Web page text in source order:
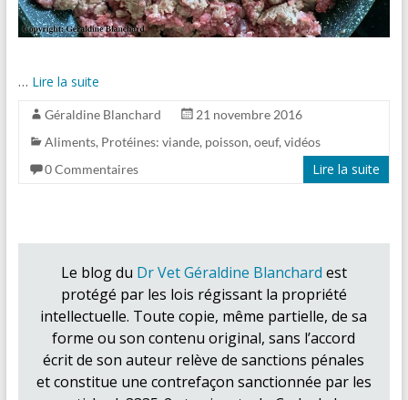
… Lire la suite
Géraldine Blanchard
21 novembre 2016
Aliments, Protéines: viande, poisson, oeuf, vidéos
0 Commentaires
Lire la suite
Le blog du Dr Vet Géraldine Blanchard est
protégé par les lois régissant la propriété
intellectuelle. Toute copie, même partielle, de sa
forme ou son contenu original, sans l’accord
écrit de son auteur relève de sanctions pénales
et constitue une contrefaçon sanctionnée par les